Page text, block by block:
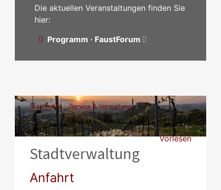
Die aktuellen Veranstaltungen finden Sie
hier:
Programm · FaustForum
Startseite Service & Verwaltung Stadtverwaltung
Vorlesen
Stadtverwaltung
Anfahrt